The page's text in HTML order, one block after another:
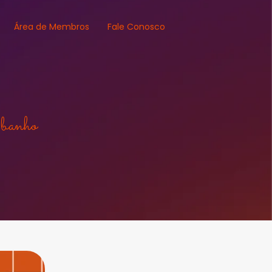
Área de Membros Fale Conosco